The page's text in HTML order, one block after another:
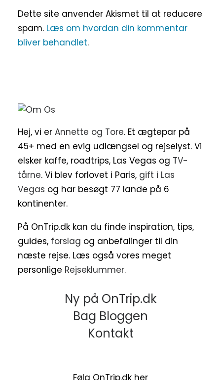
Dette site anvender Akismet til at reducere
spam. Læs om hvordan din kommentar
bliver behandlet.
Hej, vi er Annette og Tore. Et ægtepar på
45+ med en evig udlængsel og rejselyst. Vi
elsker kaffe, roadtrips, Las Vegas og TV-
tårne. Vi blev forlovet i Paris, gift i Las
Vegas og har besøgt 77 lande på 6
kontinenter.
På OnTrip.dk kan du finde inspiration, tips,
guides, forslag og anbefalinger til din
næste rejse. Læs også vores meget
personlige Rejseklummer.
Ny på OnTrip.dk
Bag Bloggen
Kontakt
Følg OnTrip.dk her